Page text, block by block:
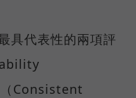
具代表性的兩項評
Consistent